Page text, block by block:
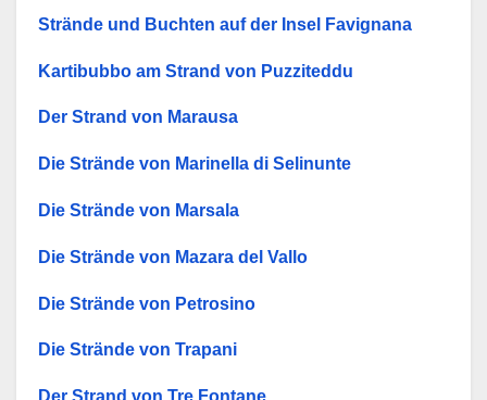
Strände und Buchten auf der Insel Favignana
Kartibubbo am Strand von Puzziteddu
Der Strand von Marausa
Die Strände von Marinella di Selinunte
Die Strände von Marsala
Die Strände von Mazara del Vallo
Die Strände von Petrosino
Die Strände von Trapani
Der Strand von Tre Fontane